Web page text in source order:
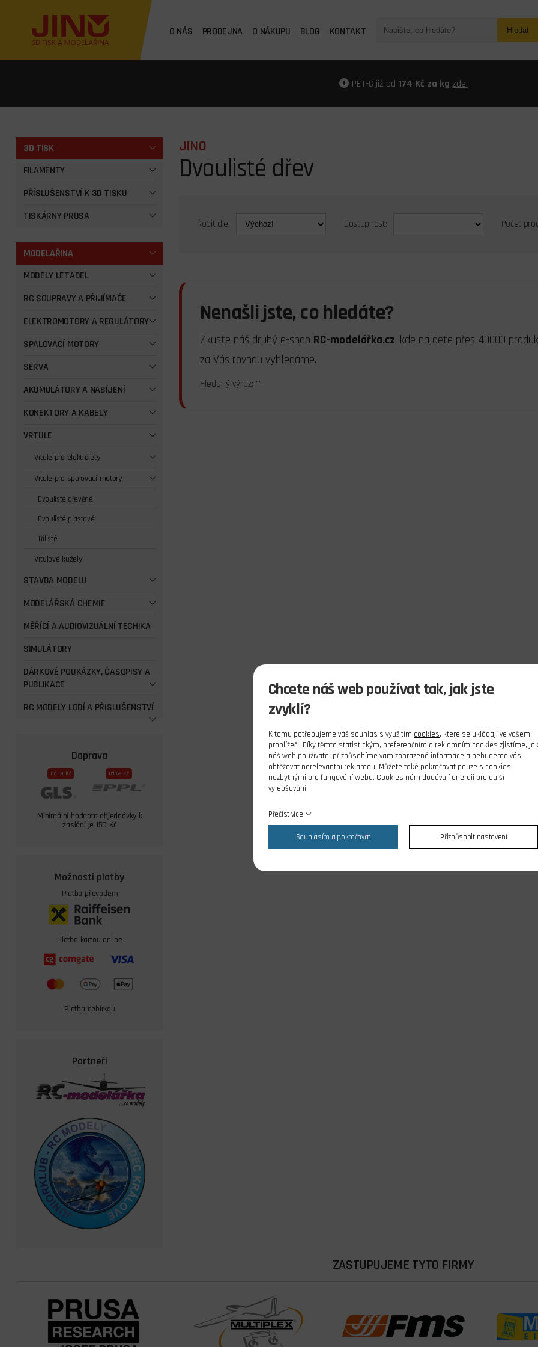
O NÁS PRODEJNA O NÁKUPU BLOG KONTAKT Hledat
PET-G již od 174 Kč za kg zde.
3D TISK
FILAMENTY
PŘÍSLUŠENSTVÍ K 3D TISKU
TISKÁRNY PRUSA
MODELAŘINA
MODELY LETADEL
RC SOUPRAVY A PŘIJÍMAČE
ELEKTROMOTORY A REGULÁTORY
SPALOVACÍ MOTORY
SERVA
AKUMULÁTORY A NABÍJENÍ
KONEKTORY A KABELY
VRTULE
Vrtule pro elektrolety
Vrtule pro spalovací motory
Dvoulisté dřevěné
Dvoulisté plastové
Třílisté
Vrtulové kužely
STAVBA MODELU
MODELÁŘSKÁ CHEMIE
MĚŘÍCÍ A AUDIOVIZUÁLNÍ TECHIKA
SIMULÁTORY
DÁRKOVÉ POUKÁZKY, ČASOPISY A
PUBLIKACE
RC MODELY LODÍ A PŘISLUŠENSTVÍ
Doprava
Od 59 Kč Od 69 Kč
Minimální hodnota objednávky k
zaslání je 150 Kč
Možnosti platby
Platba převodem
Platba kartou online
Platba dobírkou
Partneři
JINO
Dvoulisté dřev
Řadit dle: Dostupnost: Počet
Nenašli jste, co hledáte?
Zkuste náš druhý e-shop RC-modelářka.cz, kde najdete přes 40000
za Vás rovnou vyhledáme.
Hledaný výraz: ""
ZASTUPUJEME TYTO FIRMY
Chcete náš web používat tak, jak jste
zvyklí?
K tomu potřebujeme váš souhlas s využitím cookies, které se ukládají ve vašem
prohlížeči. Díky těmto statistickým, preferenčním a reklamním cookies zjistíme, jak
náš web používáte, přizpůsobíme vám zobrazené informace a nebudeme vás
obtěžovat nerelevantní reklamou. Můžete také pokračovat pouze s cookies
nezbytnými pro fungování webu. Cookies nám dodávají energii pro další
vylepšování.
Přečíst více
Souhlasím a pokračovat Přizpůsobit nastavení